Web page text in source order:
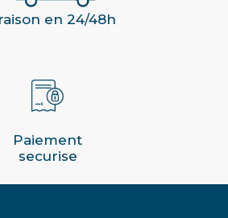
en 24/48h
Paiement
securise